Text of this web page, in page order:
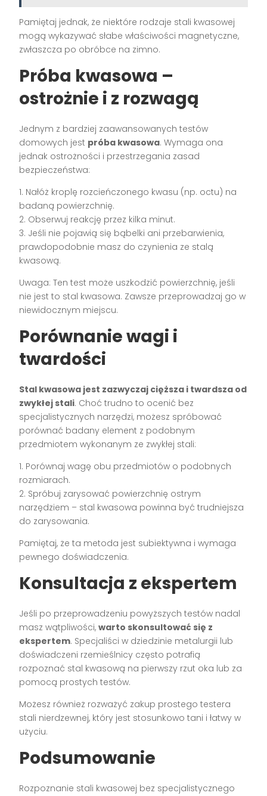
Pamiętaj jednak, że niektóre rodzaje stali kwasowej
mogą wykazywać słabe właściwości magnetyczne,
zwłaszcza po obróbce na zimno.
Próba kwasowa –
ostrożnie i z rozwagą
Jednym z bardziej zaawansowanych testów
domowych jest próba kwasowa. Wymaga ona
jednak ostrożności i przestrzegania zasad
bezpieczeństwa:
1. Nałóż kroplę rozcieńczonego kwasu (np. octu) na
badaną powierzchnię.
2. Obserwuj reakcję przez kilka minut.
3. Jeśli nie pojawią się bąbelki ani przebarwienia,
prawdopodobnie masz do czynienia ze stalą
kwasową.
Uwaga: Ten test może uszkodzić powierzchnię, jeśli
nie jest to stal kwasowa. Zawsze przeprowadzaj go w
niewidocznym miejscu.
Porównanie wagi i
twardości
Stal kwasowa jest zazwyczaj cięższa i twardsza od
zwykłej stali. Choć trudno to ocenić bez
specjalistycznych narzędzi, możesz spróbować
porównać badany element z podobnym
przedmiotem wykonanym ze zwykłej stali:
1. Porównaj wagę obu przedmiotów o podobnych
rozmiarach.
2. Spróbuj zarysować powierzchnię ostrym
narzędziem – stal kwasowa powinna być trudniejsza
do zarysowania.
Pamiętaj, że ta metoda jest subiektywna i wymaga
pewnego doświadczenia.
Konsultacja z ekspertem
Jeśli po przeprowadzeniu powyższych testów nadal
masz wątpliwości,warto skonsultować się z
ekspertem. Specjaliści w dziedzinie metalurgii lub
doświadczeni rzemieślnicy często potrafią
rozpoznać stal kwasową na pierwszy rzut oka lub za
pomocą prostych testów.
Możesz również rozważyć zakup prostego testera
stali nierdzewnej, który jest stosunkowo tani i łatwy w
użyciu.
Podsumowanie
Rozpoznanie stali kwasowej bez specjalistycznego